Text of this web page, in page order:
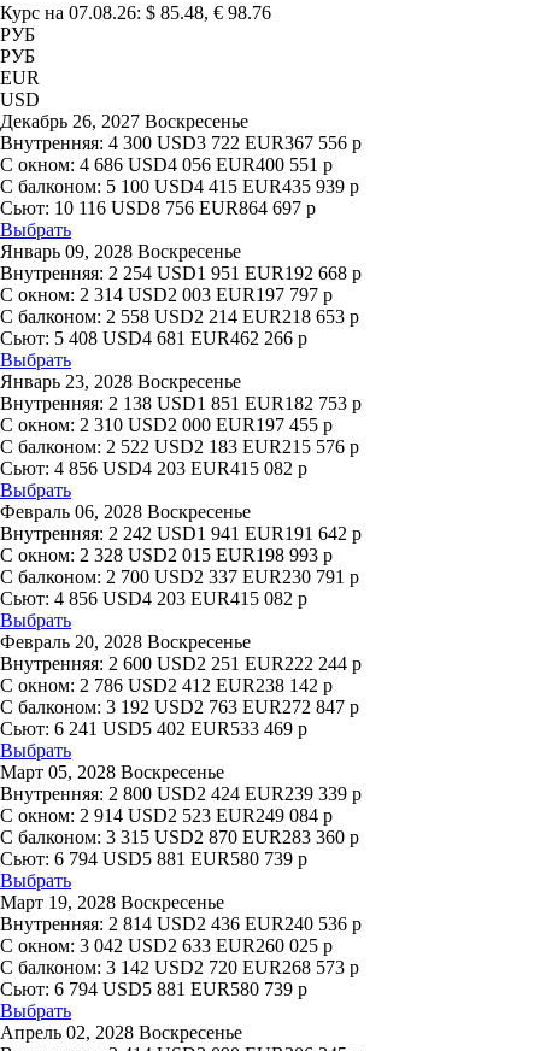
Курс на 07.08.26: $ 85.48, € 98.76
РУБ
РУБ
EUR
USD
Декабрь 26, 2027 Воскресенье
Внутренняя: 4 300 USD3 722 EUR367 556 р
С окном: 4 686 USD4 056 EUR400 551 р
С балконом: 5 100 USD4 415 EUR435 939 р
Сьют: 10 116 USD8 756 EUR864 697 р
Выбрать
Январь 09, 2028 Воскресенье
Внутренняя: 2 254 USD1 951 EUR192 668 р
С окном: 2 314 USD2 003 EUR197 797 р
С балконом: 2 558 USD2 214 EUR218 653 р
Сьют: 5 408 USD4 681 EUR462 266 р
Выбрать
Январь 23, 2028 Воскресенье
Внутренняя: 2 138 USD1 851 EUR182 753 р
С окном: 2 310 USD2 000 EUR197 455 р
С балконом: 2 522 USD2 183 EUR215 576 р
Сьют: 4 856 USD4 203 EUR415 082 р
Выбрать
Февраль 06, 2028 Воскресенье
Внутренняя: 2 242 USD1 941 EUR191 642 р
С окном: 2 328 USD2 015 EUR198 993 р
С балконом: 2 700 USD2 337 EUR230 791 р
Сьют: 4 856 USD4 203 EUR415 082 р
Выбрать
Февраль 20, 2028 Воскресенье
Внутренняя: 2 600 USD2 251 EUR222 244 р
С окном: 2 786 USD2 412 EUR238 142 р
С балконом: 3 192 USD2 763 EUR272 847 р
Сьют: 6 241 USD5 402 EUR533 469 р
Выбрать
Март 05, 2028 Воскресенье
Внутренняя: 2 800 USD2 424 EUR239 339 р
С окном: 2 914 USD2 523 EUR249 084 р
С балконом: 3 315 USD2 870 EUR283 360 р
Сьют: 6 794 USD5 881 EUR580 739 р
Выбрать
Март 19, 2028 Воскресенье
Внутренняя: 2 814 USD2 436 EUR240 536 р
С окном: 3 042 USD2 633 EUR260 025 р
С балконом: 3 142 USD2 720 EUR268 573 р
Сьют: 6 794 USD5 881 EUR580 739 р
Выбрать
Апрель 02, 2028 Воскресенье